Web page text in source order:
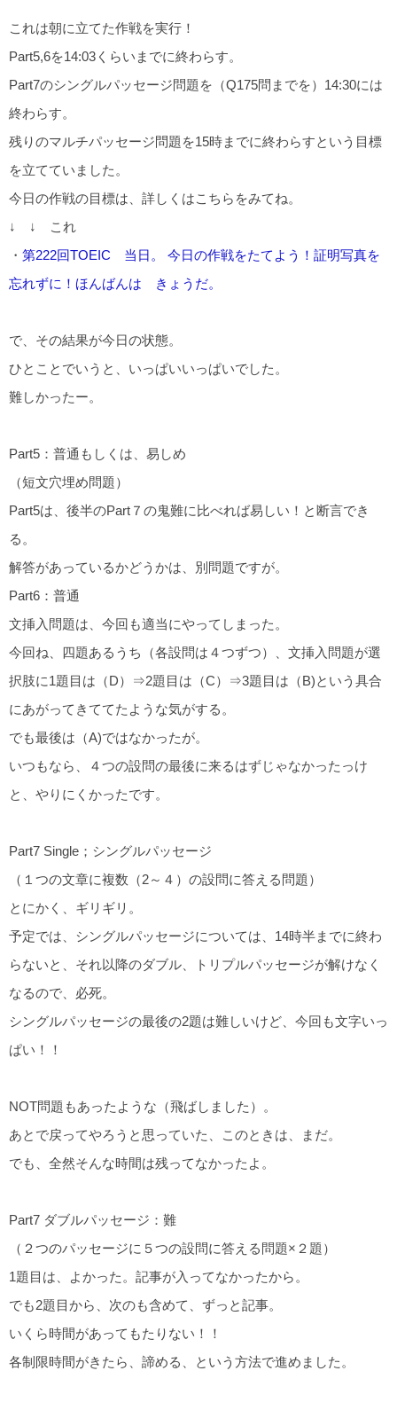
これは朝に立てた作戦を実行！
Part5,6を14:03くらいまでに終わらす。
Part7のシングルパッセージ問題を（Q175問までを）14:30には
終わらす。
残りのマルチパッセージ問題を15時までに終わらすという目標
を立てていました。
今日の作戦の目標は、詳しくはこちらをみてね。
↓ ↓ これ
・ 第222回TOEIC 当日。 今日の作戦をたてよう！証明写真を
忘れずに！ほんばんは きょうだ。
で、その結果が今日の状態。
ひとことでいうと、いっぱいいっぱいでした。
難しかったー。
Part5：普通もしくは、易しめ
（短文穴埋め問題）
Part5は、後半のPart７の鬼難に比べれば易しい！と断言でき
る。
解答があっているかどうかは、別問題ですが。
Part6：普通
文挿入問題は、今回も適当にやってしまった。
今回ね、四題あるうち（各設問は４つずつ）、文挿入問題が選
択肢に1題目は（D）⇒2題目は（C）⇒3題目は（B)という具合
にあがってきててたような気がする。
でも最後は（A)ではなかったが。
いつもなら、４つの設問の最後に来るはずじゃなかったっけ
と、やりにくかったです。
Part7 Single；シングルパッセージ
（１つの文章に複数（2～４）の設問に答える問題）
とにかく、ギリギリ。
予定では、シングルパッセージについては、14時半までに終わ
らないと、それ以降のダブル、トリプルパッセージが解けなく
なるので、必死。
シングルパッセージの最後の2題は難しいけど、今回も文字いっ
ぱい！！
NOT問題もあったような（飛ばしました）。
あとで戻ってやろうと思っていた、このときは、まだ。
でも、全然そんな時間は残ってなかったよ。
Part7 ダブルパッセージ：難
（２つのパッセージに５つの設問に答える問題×２題）
1題目は、よかった。記事が入ってなかったから。
でも2題目から、次のも含めて、ずっと記事。
いくら時間があってもたりない！！
各制限時間がきたら、諦める、という方法で進めました。